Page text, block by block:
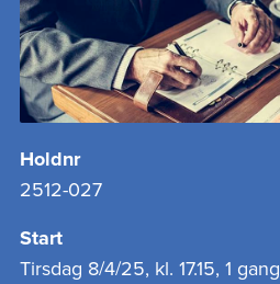
Holdnr
2512-027
Start
Tirsdag 8/4/25, kl. 17.15, 1 gang